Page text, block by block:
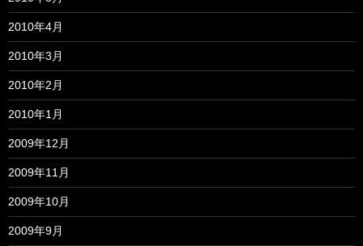
2010年4月
2010年3月
2010年2月
2010年1月
2009年12月
2009年11月
2009年10月
2009年9月